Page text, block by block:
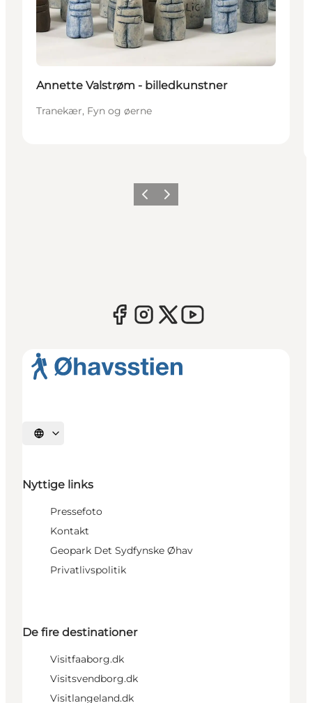
Annette Valstrøm - billedkunstner
Tranekær, Fyn og øerne
ForrigeNæste
Vælg sprog
Nyttige links
Pressefoto
Kontakt
Geopark Det Sydfynske Øhav
Privatlivspolitik
De fire destinationer
Visitfaaborg.dk
Visitsvendborg.dk
Visitlangeland.dk